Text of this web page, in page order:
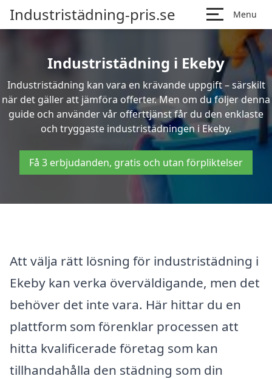
Industristädning-pris.se Menu
Industristädning i Ekeby
Industristädning kan vara en krävande uppgift – särskilt
när det gäller att jämföra offerter. Men om du följer denna
guide och använder vår offerttjänst får du den enklaste
och tryggaste industristädningen i Ekeby.
Få 3 erbjudanden, gratis och utan förpliktelser
Att välja rätt lösning för industristädning i
Ekeby kan verka överväldigande, men det
behöver det inte vara. Här hittar du en
plattform som förenklar processen att
hitta kvalificerade företag som kan
tillhandahålla den städning som din